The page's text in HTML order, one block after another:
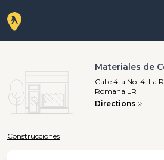
Materiales de
Calle 4ta No. 4, La
Romana LR
Directions
Construcciones